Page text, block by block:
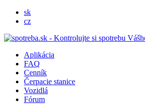
sk
cz
Aplikácia
FAQ
Cenník
Čerpacie stanice
Vozidlá
Fórum